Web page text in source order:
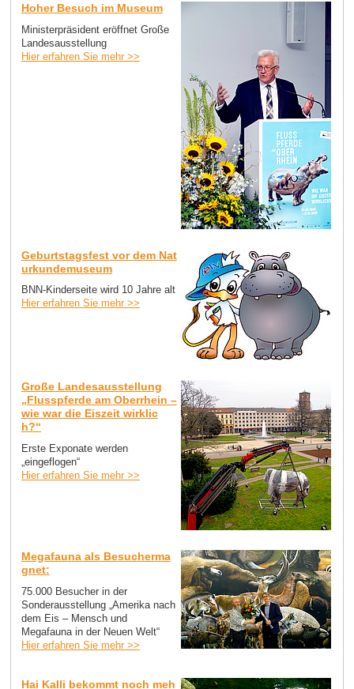
Hoher Besuch im Museum
Ministerpräsident eröffnet Große
Landesausstellung
Hier erfahren Sie mehr >>
Geburtstagsfest vor dem Nat
urkundemuseum
BNN-Kinderseite wird 10 Jahre alt
Hier erfahren Sie mehr >>
Große Landesausstellung
„Flusspferde am Oberrhein –
wie war die Eiszeit wirklic
h?“
Erste Exponate werden
„eingeflogen“
Hier erfahren Sie mehr >>
Megafauna als Besucherma
gnet:
75.000 Besucher in der
Sonderausstellung „Amerika nach
dem Eis – Mensch und
Megafauna in der Neuen Welt“
Hier erfahren Sie mehr >>
Hai Kalli bekommt noch meh